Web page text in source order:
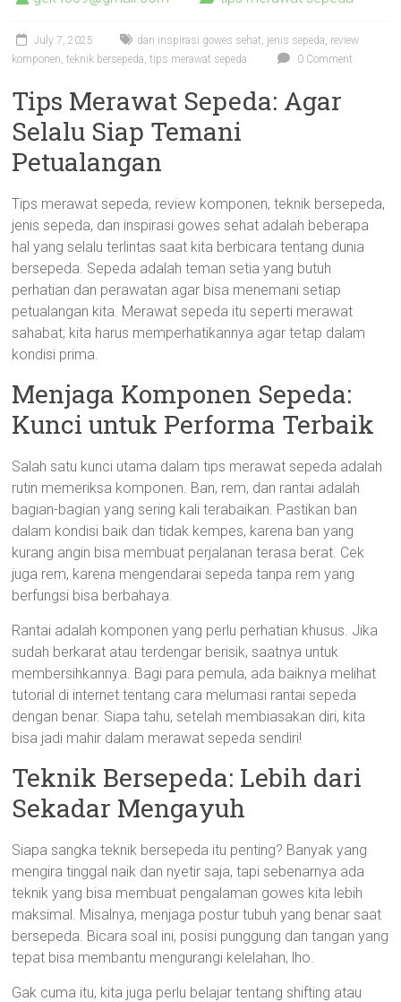
July 7, 2025 dan inspirasi gowes sehat, jenis sepeda, review
komponen,teknik bersepeda,tips merawat sepeda 0 Comment
Tips Merawat Sepeda: Agar
Selalu Siap Temani
Petualangan
Tips merawat sepeda, review komponen, teknik bersepeda,
jenis sepeda, dan inspirasi gowes sehat adalah beberapa
hal yang selalu terlintas saat kita berbicara tentang dunia
bersepeda. Sepeda adalah teman setia yang butuh
perhatian dan perawatan agar bisa menemani setiap
petualangan kita. Merawat sepeda itu seperti merawat
sahabat; kita harus memperhatikannya agar tetap dalam
kondisi prima.
Menjaga Komponen Sepeda:
Kunci untuk Performa Terbaik
Salah satu kunci utama dalam tips merawat sepeda adalah
rutin memeriksa komponen. Ban, rem, dan rantai adalah
bagian-bagian yang sering kali terabaikan. Pastikan ban
dalam kondisi baik dan tidak kempes, karena ban yang
kurang angin bisa membuat perjalanan terasa berat. Cek
juga rem, karena mengendarai sepeda tanpa rem yang
berfungsi bisa berbahaya.
Rantai adalah komponen yang perlu perhatian khusus. Jika
sudah berkarat atau terdengar berisik, saatnya untuk
membersihkannya. Bagi para pemula, ada baiknya melihat
tutorial di internet tentang cara melumasi rantai sepeda
dengan benar. Siapa tahu, setelah membiasakan diri, kita
bisa jadi mahir dalam merawat sepeda sendiri!
Teknik Bersepeda: Lebih dari
Sekadar Mengayuh
Siapa sangka teknik bersepeda itu penting? Banyak yang
mengira tinggal naik dan nyetir saja, tapi sebenarnya ada
teknik yang bisa membuat pengalaman gowes kita lebih
maksimal. Misalnya, menjaga postur tubuh yang benar saat
bersepeda. Bicara soal ini, posisi punggung dan tangan yang
tepat bisa membantu mengurangi kelelahan, lho.
Gak cuma itu, kita juga perlu belajar tentang shifting atau